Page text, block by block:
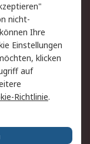
nicht-
Ihre
Einstellungen
klicken
auf
Richtlinie.